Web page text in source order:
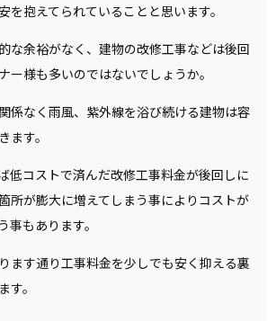
を抱えてられていることと思います。
な余裕がなく、建物の改修工事などは後回
ー様も多いのではないでしょうか。
係なく雨風、紫外線を浴び続ける建物は容
ます。
低コストで済んだ改修工事料金が後回しに
所が膨大に増えてしまう事によりコストが
事もあります。
ます通り工事料金を少しでも安く抑える裏
す。